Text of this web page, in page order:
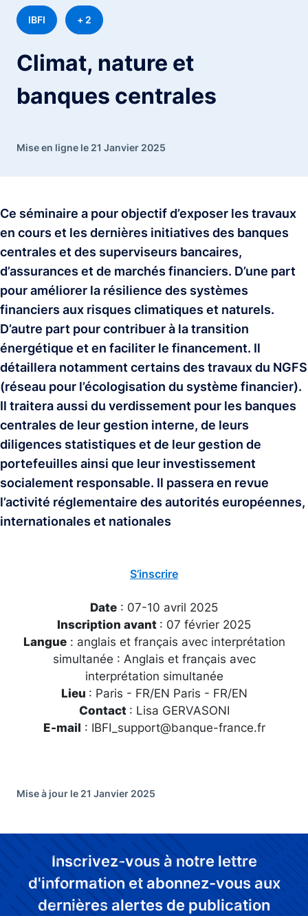
IBFI + 2
Climat, nature et
banques centrales
Mise en ligne le 21 Janvier 2025
Ce séminaire a pour objectif d’exposer les travaux
en cours et les dernières initiatives des banques
centrales et des superviseurs bancaires,
d’assurances et de marchés financiers. D’une part
pour améliorer la résilience des systèmes
financiers aux risques climatiques et naturels.
D’autre part pour contribuer à la transition
énergétique et en faciliter le financement. Il
détaillera notamment certains des travaux du NGFS
(réseau pour l’écologisation du système financier).
Il traitera aussi du verdissement pour les banques
centrales de leur gestion interne, de leurs
diligences statistiques et de leur gestion de
portefeuilles ainsi que leur investissement
socialement responsable. Il passera en revue
l’activité réglementaire des autorités européennes,
internationales et nationales
S’inscrire
Date : 07-10 avril 2025
Inscription avant : 07 février 2025
Langue: anglais et français avec interprétation
simultanée : Anglais et français avec
interprétation simultanée
Lieu : Paris - FR/EN Paris - FR/EN
Contact : Lisa GERVASONI
E-mail : IBFI_support@banque-france.fr
Mise à jour le 21 Janvier 2025
Inscrivez-vous à notre lettre
d'information et abonnez-vous aux
dernières alertes de publication